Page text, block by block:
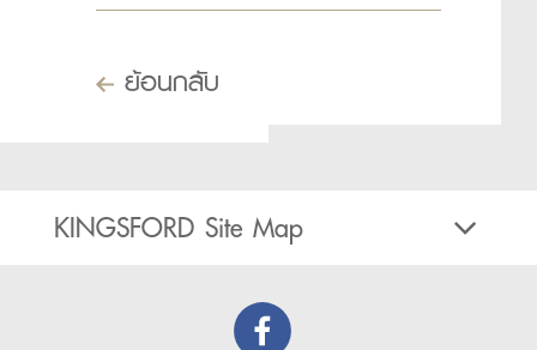
ย้อนกลับ
KINGSFORD Site Map